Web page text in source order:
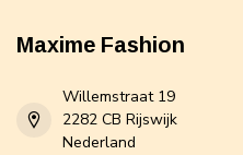
Maxime Fashion
Willemstraat 19
2282 CB Rijswijk
Nederland